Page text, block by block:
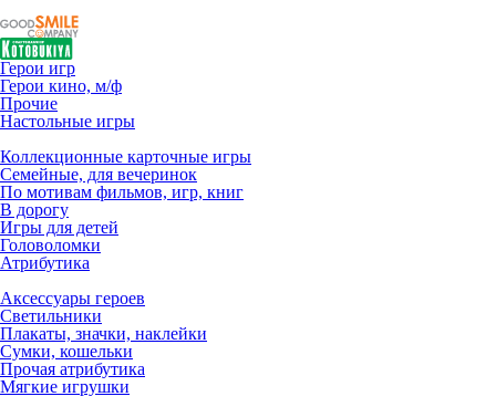
Герои игр
Герои кино, м/ф
Прочие
Настольные игры
Коллекционные карточные игры
Семейные, для вечеринок
По мотивам фильмов, игр, книг
В дорогу
Игры для детей
Головоломки
Атрибутика
Аксессуары героев
Светильники
Плакаты, значки, наклейки
Сумки, кошельки
Прочая атрибутика
Мягкие игрушки